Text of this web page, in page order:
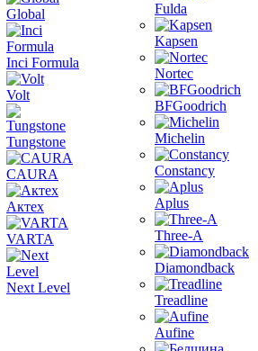
Global
Inci Formula
Volt
Tungstone
CAURA
Актех
VARTA
Next Level
Fulda
Kapsen
Nortec
BFGoodrich
Michelin
Constancy
Aplus
Three-A
Diamondback
Treadline
Aufine